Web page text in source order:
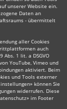
unserer Website ein.
Daten an
- übermittelt
aller Cookies
auch
Abs. 1 lit. a DSGVO
YouTube, Vimeo und
aktiviert. Beim
und Tools externer
können Sie
widerrufen. Diese
im Footer